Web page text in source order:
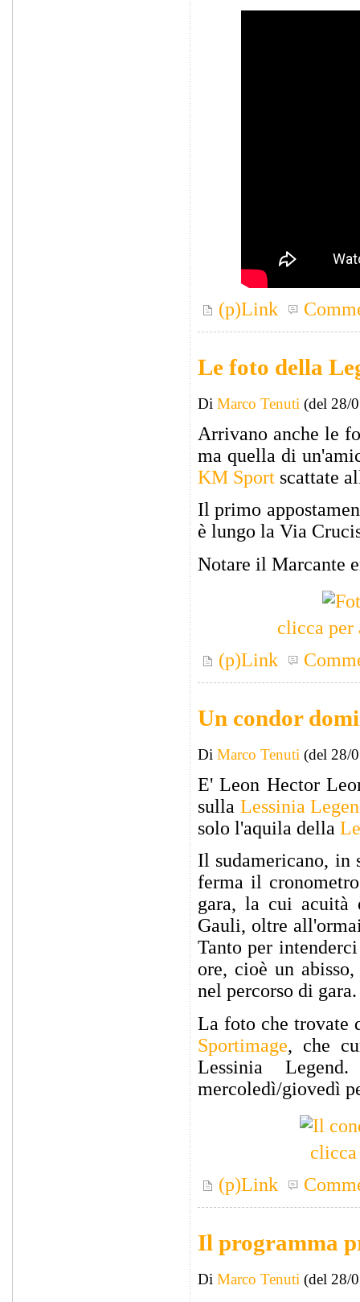
(p)Link
Le foto della
Di Marco Tenuti (del 28/
Arrivano anche le
ma quella di
KM Sport scattate
Il primo
è lungo la Via
Notare il Marcante
clicca per
(p)Link
Un condor
Di Marco Tenuti (del 28/
E' Leon Hector
sulla Lessinia
solo l'aquila della
Il sudamericano, in
ferma il
gara, la cui acuità
Gauli, oltre
Tanto per
ore, cioè un
nel percorso di gara.
La foto che trovate
Sportimage, che
Lessinia
mercoledì/giovedì
clicca
(p)Link
Il programma
Di Marco Tenuti (del 28/